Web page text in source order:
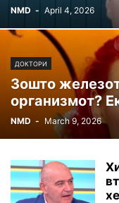
NMD - April 4, 2026
ДОКТОРИ
Зошто
организмот?
NMD - March 9, 2026